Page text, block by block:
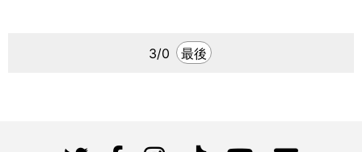
3/0 最後